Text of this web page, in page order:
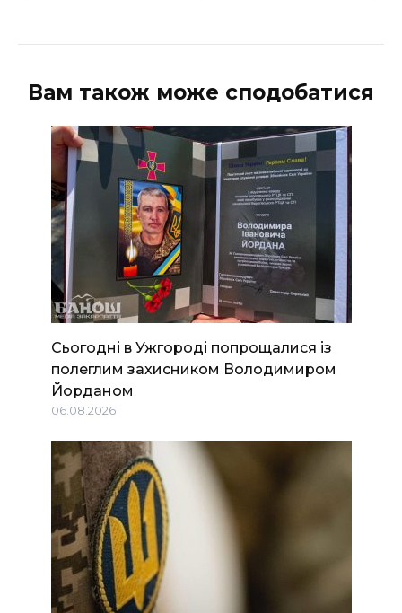
Вам також може сподобатися
Сьогодні в Ужгороді попрощалися із
полеглим захисником Володимиром
Йорданом
06.08.2026